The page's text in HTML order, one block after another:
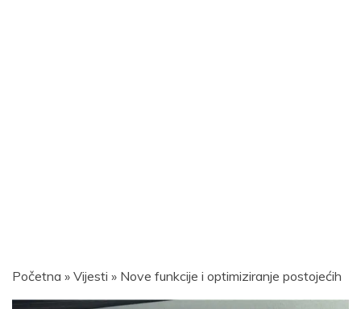
Početna » Vijesti » Nove funkcije i optimiziranje postojećih